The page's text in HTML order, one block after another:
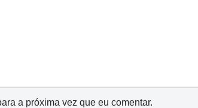
a próxima vez que eu comentar.